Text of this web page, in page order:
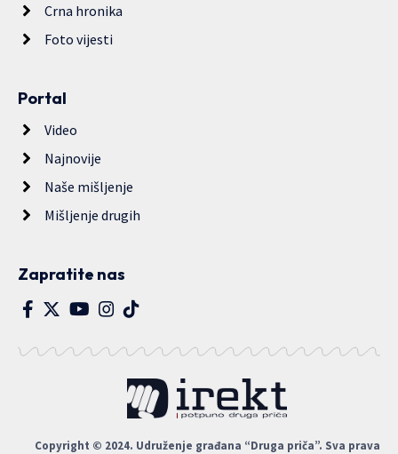
Crna hronika
Foto vijesti
Portal
Video
Najnovije
Naše mišljenje
Mišljenje drugih
Zapratite nas
Copyright © 2024. Udruženje građana “Druga priča”. Sva prava